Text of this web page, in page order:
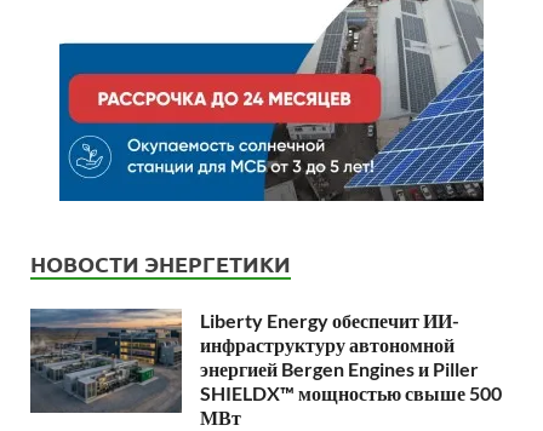
НОВОСТИ ЭНЕРГЕТИКИ
Liberty Energy обеспечит ИИ-
инфраструктуру автономной
энергией Bergen Engines и Piller
SHIELDX™ мощностью свыше 500
МВт